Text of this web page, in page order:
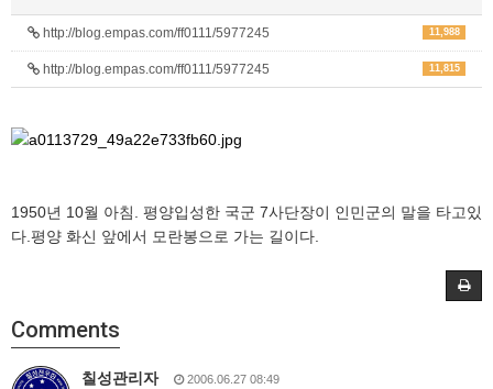
11,988
http://blog.empas.com/ff0111/5977245
11,815
http://blog.empas.com/ff0111/5977245
1950년 10월 아침. 평양입성한 국군 7사단장이 인민군의 말을 타고있
다.평양 화신 앞에서 모란봉으로 가는 길이다.
Comments
칠성관리자 2006.06.27 08:49